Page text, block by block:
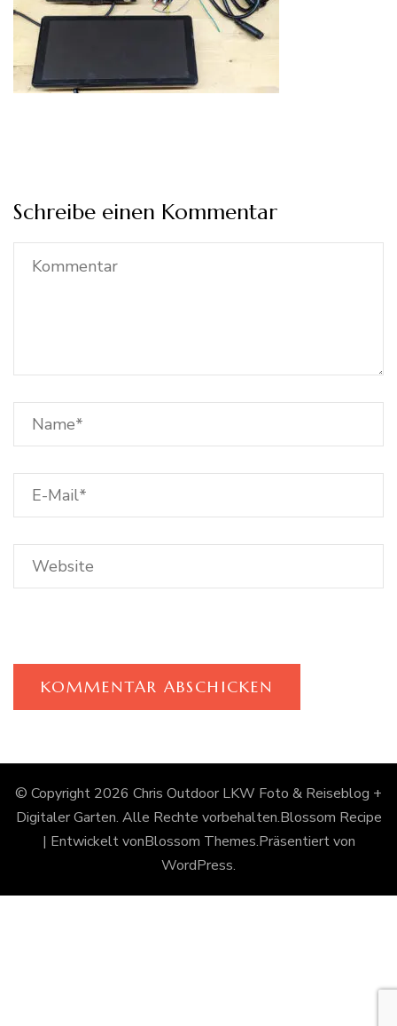
Schreibe einen Kommentar
© Copyright 2026 Chris Outdoor LKW Foto & Reiseblog +
Digitaler Garten. Alle Rechte vorbehalten.Blossom Recipe
| Entwickelt vonBlossom Themes.Präsentiert von
WordPress.